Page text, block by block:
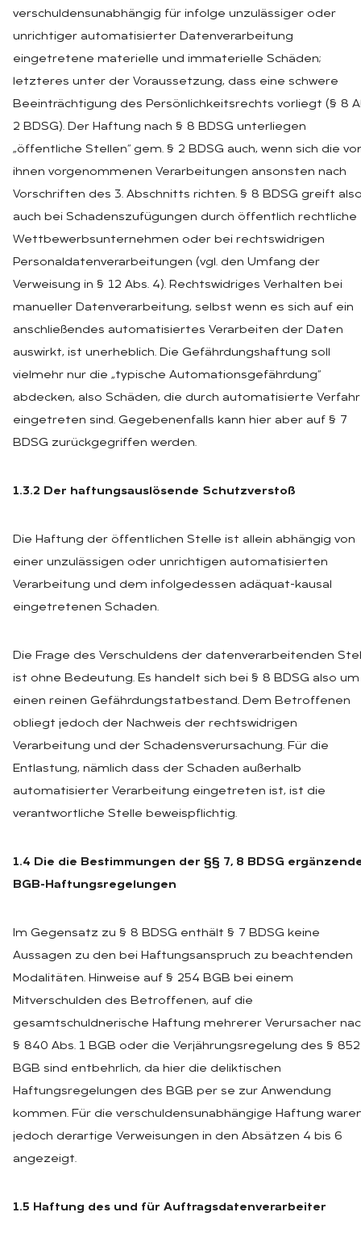
verschuldensunabhängig für infolge unzulässiger oder
unrichtiger automatisierter Datenverarbeitung
eingetretene materielle und immaterielle Schäden;
letzteres unter der Voraussetzung, dass eine schwere
Beeinträchtigung des Persönlichkeitsrechts vorliegt (§ 8
2 BDSG). Der Haftung nach § 8 BDSG unterliegen
„öffentliche Stellen“ gem. § 2 BDSG auch, wenn sich die
ihnen vorgenommenen Verarbeitungen ansonsten nach
Vorschriften des 3. Abschnitts richten. § 8 BDSG greift
auch bei Schadenszufügungen durch öffentlich rechtliche
Wettbewerbsunternehmen oder bei rechtswidrigen
Personaldatenverarbeitungen (vgl. den Umfang der
Verweisung in § 12 Abs. 4). Rechtswidriges Verhalten bei
manueller Datenverarbeitung, selbst wenn es sich auf ein
anschließendes automatisiertes Verarbeiten der Daten
auswirkt, ist unerheblich. Die Gefährdungshaftung soll
vielmehr nur die „typische Automationsgefährdung“
abdecken, also Schäden, die durch automatisierte
eingetreten sind. Gegebenenfalls kann hier aber auf § 7
BDSG zurückgegriffen werden.
1.3.2 Der haftungsauslösende Schutzverstoß
Die Haftung der öffentlichen Stelle ist allein abhängig von
einer unzulässigen oder unrichtigen automatisierten
Verarbeitung und dem infolgedessen adäquat-kausal
eingetretenen Schaden.
Die Frage des Verschuldens der datenverarbeitenden
ist ohne Bedeutung. Es handelt sich bei § 8 BDSG also um
einen reinen Gefährdungstatbestand. Dem Betroffenen
obliegt jedoch der Nachweis der rechtswidrigen
Verarbeitung und der Schadensverursachung. Für die
Entlastung, nämlich dass der Schaden außerhalb
automatisierter Verarbeitung eingetreten ist, ist die
verantwortliche Stelle beweispflichtig.
1.4 Die die Bestimmungen der §§ 7, 8 BDSG
BGB-Haftungsregelungen
Im Gegensatz zu § 8 BDSG enthält § 7 BDSG keine
Aussagen zu den bei Haftungsanspruch zu beachtenden
Modalitäten. Hinweise auf § 254 BGB bei einem
Mitverschulden des Betroffenen, auf die
gesamtschuldnerische Haftung mehrerer Verursacher
§ 840 Abs. 1 BGB oder die Verjährungsregelung des § 852
BGB sind entbehrlich, da hier die deliktischen
Haftungsregelungen des BGB per se zur Anwendung
kommen. Für die verschuldensunabhängige Haftung
jedoch derartige Verweisungen in den Absätzen 4 bis 6
angezeigt.
1.5 Haftung des und für Auftragsdatenverarbeiter